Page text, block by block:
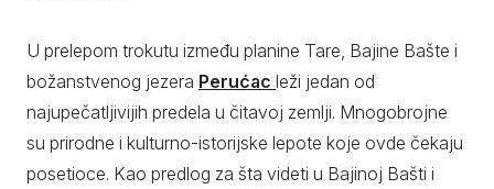
U prelepom trokutu između planine Tare, Bajine Bašte i
božanstvenog jezera Perućac leži jedan od
najupečatljivijih predela u čitavoj zemlji. Mnogobrojne
su prirodne i kulturno-istorijske lepote koje ovde čekaju
posetioce. Kao predlog za šta videti u Bajinoj Bašti i